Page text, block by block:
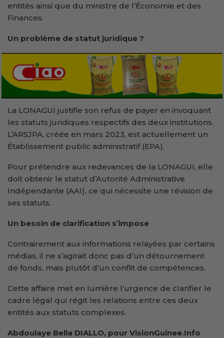
entités ainsi que du ministre de l’Économie et des
Finances.
Un problème de statut juridique ?
La LONAGUI justifie son refus de payer en invoquant
les statuts juridiques respectifs des deux institutions.
L’ARSJPA, créée en mars 2023, est actuellement un
Établissement public administratif (EPA).
Pour prétendre aux redevances de la LONAGUI, elle
doit obtenir le statut d’Autorité Administrative
Indépendante (AAI), ce qui nécessite une révision de
ses statuts.
Un besoin de clarification s’impose
Contrairement aux informations relayées par certains
médias, il ne s’agirait donc pas d’un détournement
de fonds, mais plutôt d’un conflit de compétences.
Cette affaire met en lumière l’urgence de clarifier le
cadre légal qui régit les relations entre ces deux
entités aux statuts complexes.
Abdoulaye Bella DIALLO, pour VisionGuinee.Info